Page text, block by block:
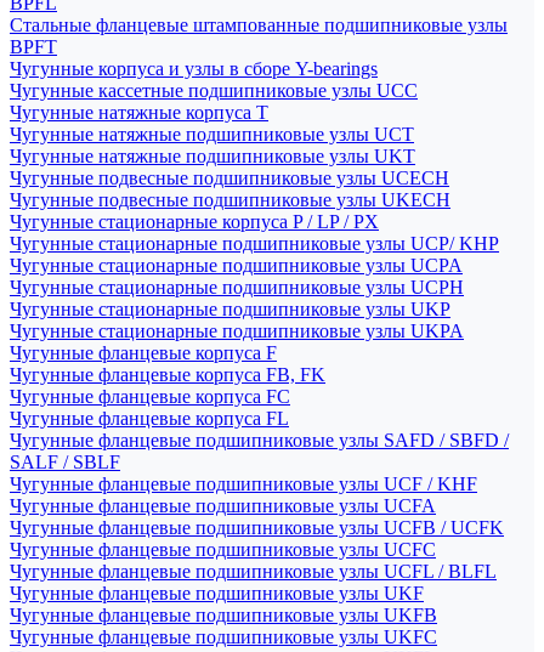
Стальные фланцевые штампованные подшипниковые узлы
BPFT
Чугунные корпуса и узлы в сборе Y-bearings
Чугунные кассетные подшипниковые узлы UCC
Чугунные натяжные корпуса T
Чугунные натяжные подшипниковые узлы UCT
Чугунные натяжные подшипниковые узлы UKT
Чугунные подвесные подшипниковые узлы UCECH
Чугунные подвесные подшипниковые узлы UKECH
Чугунные стационарные корпуса P / LP / PX
Чугунные стационарные подшипниковые узлы UCP/ KHP
Чугунные стационарные подшипниковые узлы UCPA
Чугунные стационарные подшипниковые узлы UCPH
Чугунные стационарные подшипниковые узлы UKP
Чугунные стационарные подшипниковые узлы UKPA
Чугунные фланцевые корпуса F
Чугунные фланцевые корпуса FB, FK
Чугунные фланцевые корпуса FC
Чугунные фланцевые корпуса FL
Чугунные фланцевые подшипниковые узлы SAFD / SBFD /
SALF / SBLF
Чугунные фланцевые подшипниковые узлы UCF / KHF
Чугунные фланцевые подшипниковые узлы UCFA
Чугунные фланцевые подшипниковые узлы UCFB / UCFK
Чугунные фланцевые подшипниковые узлы UCFC
Чугунные фланцевые подшипниковые узлы UCFL / BLFL
Чугунные фланцевые подшипниковые узлы UKF
Чугунные фланцевые подшипниковые узлы UKFB
Чугунные фланцевые подшипниковые узлы UKFC